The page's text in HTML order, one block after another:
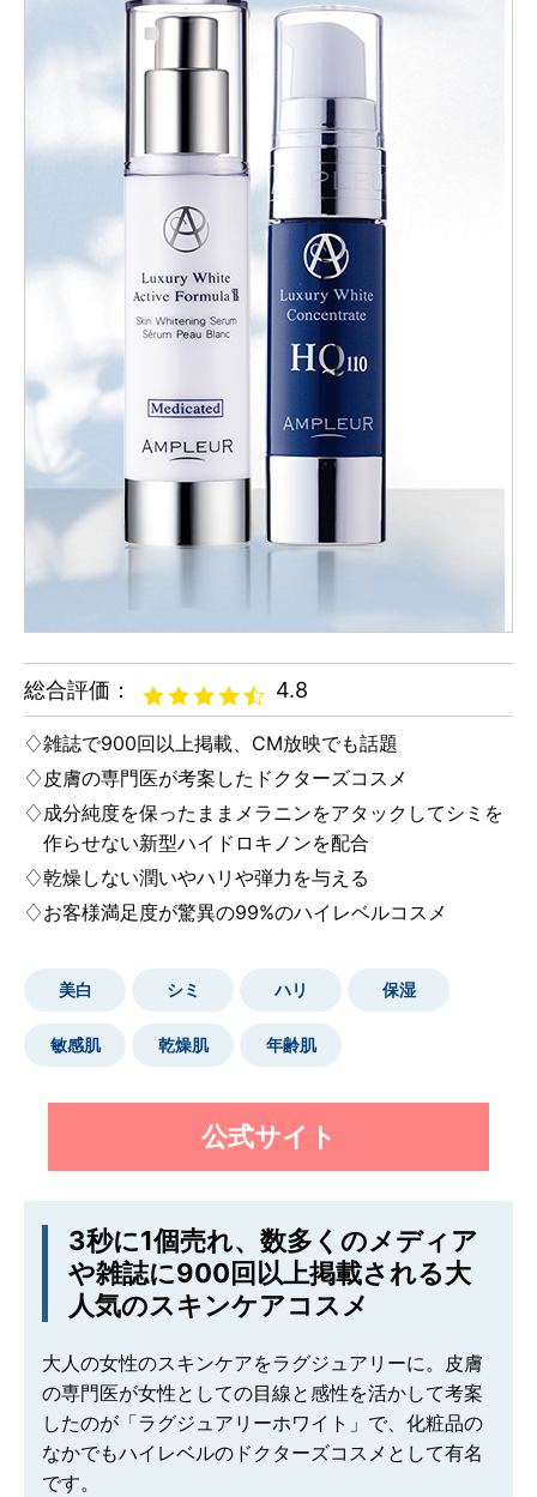
総合評価： 4.8
雑誌で900回以上掲載、CM放映でも話題
皮膚の専門医が考案した ドクターズコスメ
成分純度を保ったままメラニンをアタックして シミを
作らせない新型ハイドロキノンを配合
乾燥しない潤いやハリや弾力を与える
お客様満足度が驚異の99%のハイレベルコスメ
美白 シミ ハリ 保湿
敏感肌 乾燥肌 年齢肌
公式サイト
3秒に1個売れ、数多くのメディア
や雑誌に900回以上掲載される大
人気のスキンケアコスメ
大人の女性のスキンケアをラグジュアリーに。皮膚
の専門医が女性としての目線と感性を活かして考案
したのが「ラグジュアリーホワイト」で、化粧品の
なかでもハイレベルのドクターズコスメとして有名
です。